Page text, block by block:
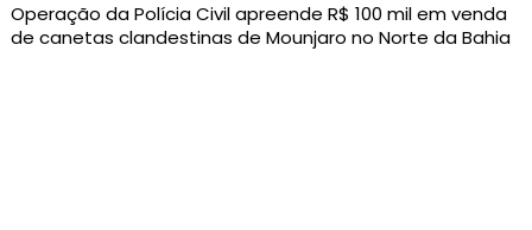
Operação da Polícia Civil apreende R$ 100 mil em venda
de canetas clandestinas de Mounjaro no Norte da Bahia